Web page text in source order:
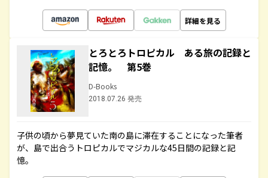
詳細を見る
とろとろトロピカル ある旅の記録と
記憶。 第5巻
D-Books
2018.07.26 発売
子供の頃から夢見ていた南の島に滞在することになった筆者
が、島で出合うトロピカルでマジカルな45日間の記録と記
憶。